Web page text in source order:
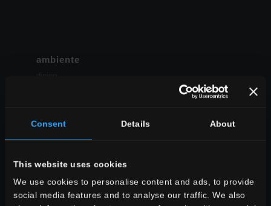
Consent Details About
This website uses cookies
We use cookies to personalise content and ads, to provide
social media features and to analyse our traffic. We also
ambiente
bagno
commerciale
look